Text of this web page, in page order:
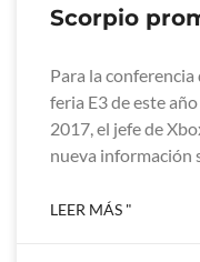
Scorpio
Para la
feria E3 de este
2017, el jefe de
nueva información
LEER MÁS "